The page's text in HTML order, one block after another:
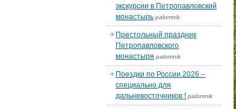
экскурсии в Петропавловский
монастырь palomnik
Престольный праздник
Петропавловского
монастыря palomnik
Поездки по России 2026 –
специально для
дальневосточников ! palomnik